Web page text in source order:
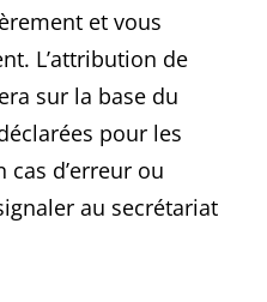
et vous
L’attribution de
sur la base du
pour les
d’erreur ou
au secrétariat